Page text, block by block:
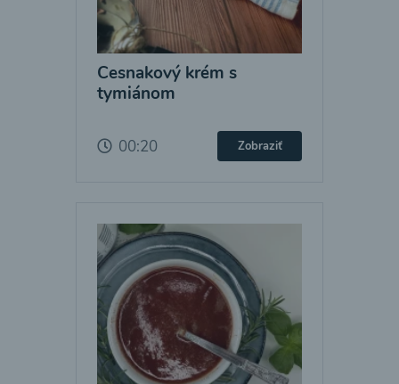
Cesnakový krém s
tymiánom
00:20 Zobraziť